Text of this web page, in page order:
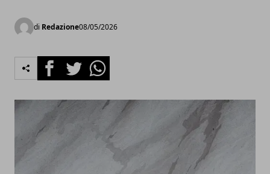
di Redazione08/05/2026
FacebookTwitterWhatsapp